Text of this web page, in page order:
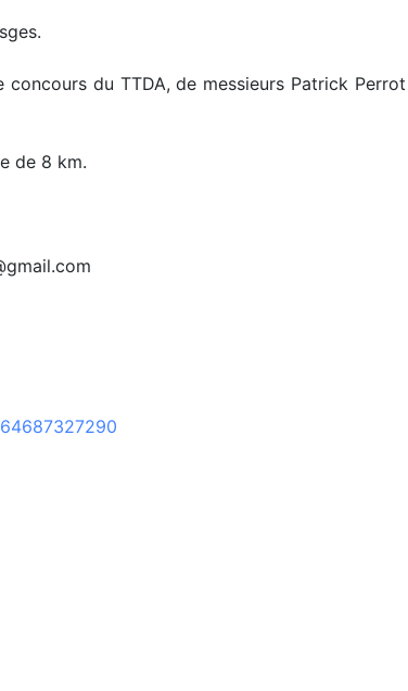
du TTDA, de messieurs Patrick
de 8 km.